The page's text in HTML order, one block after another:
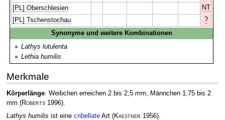
[PL] Oberschlesien
NT
[PL] Tschenstochau
?
Synonyme und weitere Kombinationen
Lathys lutulenta
Lethia humilis
Merkmale
Körperlänge: Weibchen erreichen 2 bis 2,5 mm, Männchen 1,75 bis 2
mm (Roberts1996).
Lathys humilis ist eine cribellateArt (Kaestner 1956).